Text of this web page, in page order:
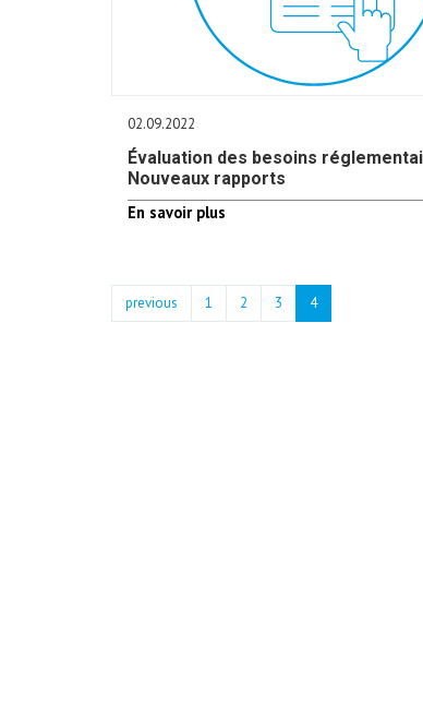
02.09.2022
Évaluation des besoins
Nouveaux rapports
En savoir plus
previous 1 2 3 4